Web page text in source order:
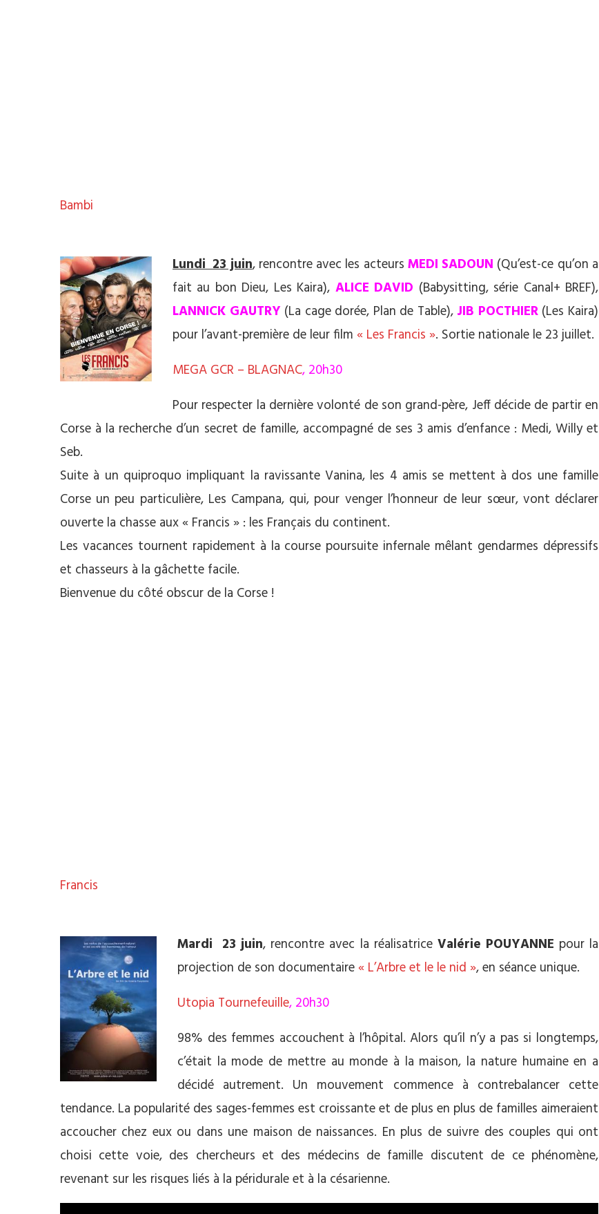
Bambi
Lundi 23 juin, rencontre avec les acteurs MEDI SADOUN (Qu’est-ce qu’on a
fait au bon Dieu, Les Kaira), ALICE DAVID (Babysitting, série Canal+ BREF),
LANNICK GAUTRY (La cage dorée, Plan de Table), JIB POCTHIER(Les Kaira)
pour l’avant-première de leur film « Les Francis ». Sortie nationale le 23 juillet.
MEGA GCR – BLAGNAC, 20h30
Pour respecter la dernière volonté de son grand-père, Jeff décide de partir en
Corse à la recherche d’un secret de famille, accompagné de ses 3 amis d’enfance : Medi, Willy et
Seb.
Suite à un quiproquo impliquant la ravissante Vanina, les 4 amis se mettent à dos une famille
Corse un peu particulière, Les Campana, qui, pour venger l’honneur de leur sœur, vont déclarer
ouverte la chasse aux « Francis » : les Français du continent.
Les vacances tournent rapidement à la course poursuite infernale mêlant gendarmes dépressifs
et chasseurs à la gâchette facile.
Bienvenue du côté obscur de la Corse !
Francis
Mardi 23 juin, rencontre avec la réalisatrice Valérie POUYANNE pour la
projection de son documentaire« L’Arbre et le le nid », en séance unique.
Utopia Tournefeuille, 20h30
98% des femmes accouchent à l’hôpital. Alors qu’il n’y a pas si longtemps,
c’était la mode de mettre au monde à la maison, la nature humaine en a
décidé autrement. Un mouvement commence à contrebalancer cette
tendance. La popularité des sages-femmes est croissante et de plus en plus de familles aimeraient
accoucher chez eux ou dans une maison de naissances. En plus de suivre des couples qui ont
choisi cette voie, des chercheurs et des médecins de famille discutent de ce phénomène,
revenant sur les risques liés à la péridurale et à la césarienne.